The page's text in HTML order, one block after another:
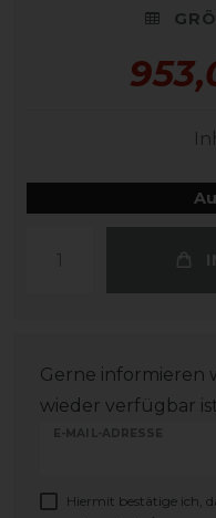
Gerne informieren
wieder verfügbar
E-MAIL-ADRESSE
Hiermit bestätige ich,